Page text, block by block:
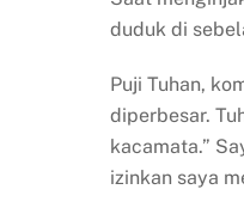
duduk di
Puji Tuhan,
diperbesar.
kacamata.”
izinkan saya